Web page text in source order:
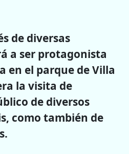
de diversas
a ser protagonista
en el parque de Villa
la visita de
de diversos
como también de